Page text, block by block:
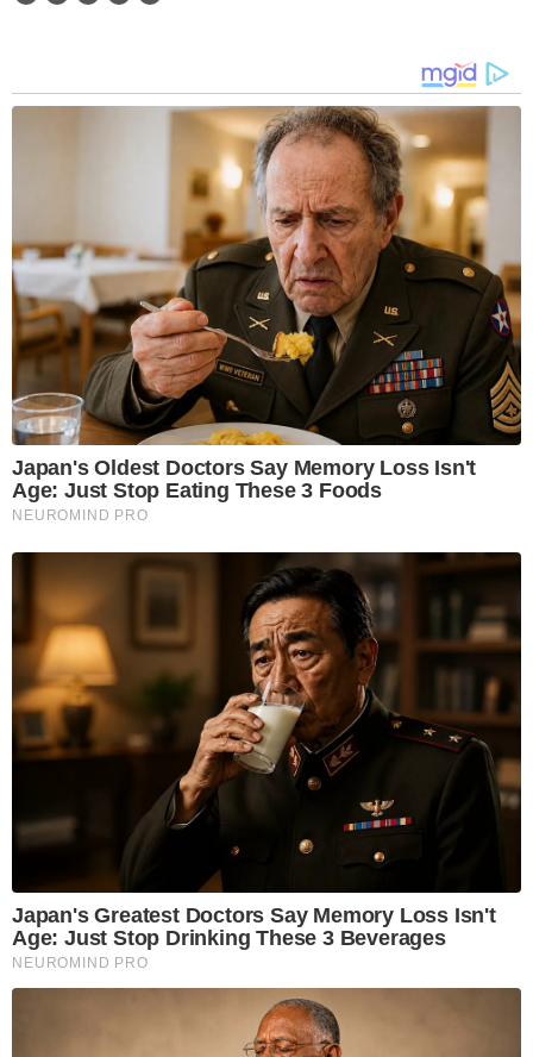
Japan's Oldest Doctors Say Memory Loss Isn't
Age: Just Stop Eating These 3 Foods
NEUROMIND PRO
Japan's Greatest Doctors Say Memory Loss Isn't
Age: Just Stop Drinking These 3 Beverages
NEUROMIND PRO